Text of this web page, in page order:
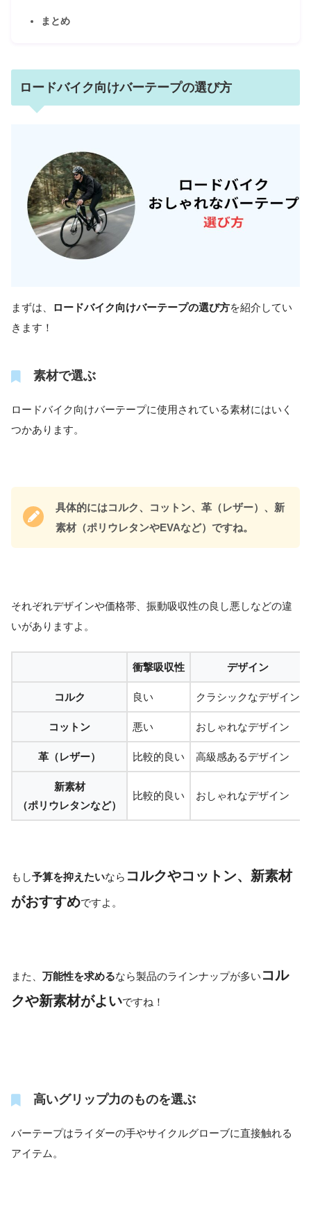
まとめ
ロードバイク向けバーテープの選び方
まずは、 ロードバイク向けバーテープの選び方を紹介してい
きます！
素材で選ぶ
ロードバイク向けバーテープに使用されている素材にはいく
つかあります。
具体的にはコルク、コットン、革（レザー）、新
素材（ポリウレタンやEVAなど）ですね。
それぞれデザインや価格帯、振動吸収性の良し悪しなどの違
いがありますよ。
衝撃吸収性 デザイン
コルク 良い クラシックなデザイン
コットン 悪い おしゃれなデザイン
革（レザー） 比較的良い 高級感あるデザイン
新素材
（ポリウレタンなど）
比較的良い おしゃれなデザイン
もし予算を抑えたいなら コルクやコットン、新素材
がおすすめですよ。
また、 万能性を求めるなら製品のラインナップが多い コル
クや新素材がよいですね！
高いグリップ力のものを選ぶ
バーテープはライダーの手やサイクルグローブに直接触れる
アイテム。